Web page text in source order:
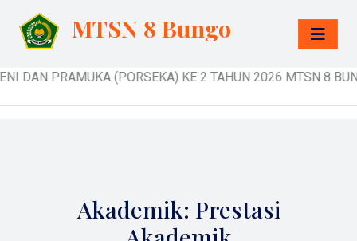
MTSN 8 Bungo
(PORSEKA) KE 2 TAHUN 2026 MTSN 8 BUNGO 11 s/d
Akademik: Prestasi